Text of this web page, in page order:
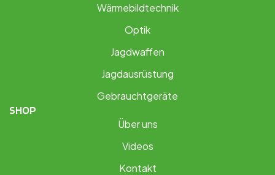
Wärmebildtechnik
Optik
Jagdwaffen
Jagdausrüstung
Gebrauchtgeräte
SHOP
Über uns
Videos
Kontakt